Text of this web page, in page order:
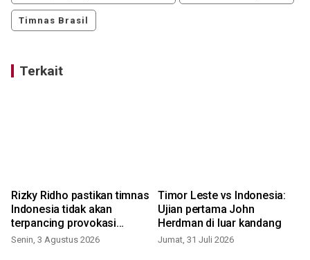
Timnas Brasil
Terkait
Rizky Ridho pastikan timnas
Indonesia tidak akan
terpancing provokasi
Vietnam
Senin, 3 Agustus 2026
Timor Leste vs Indonesia:
Ujian pertama John
Herdman di luar kandang
Jumat, 31 Juli 2026